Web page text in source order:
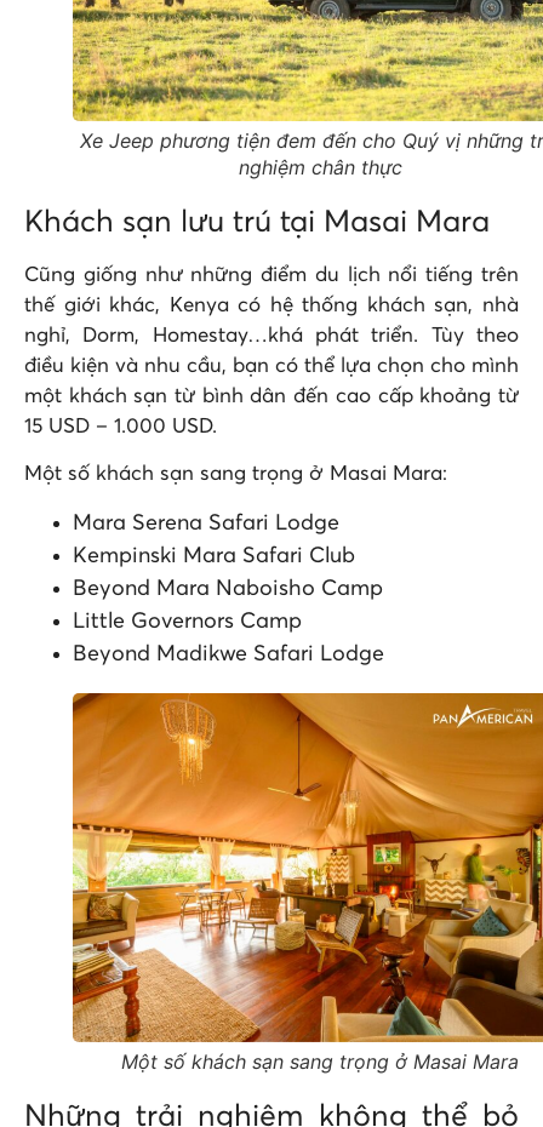
Xe Jeep phương tiện đem đến cho Quý vị những
nghiệm chân thực
Khách sạn lưu trú tại Masai Mara
Cũng giống như những điểm du lịch nổi tiếng trên
thế giới khác, Kenya có hệ thống khách sạn, nhà
nghỉ, Dorm, Homestay…khá phát triển. Tùy theo
điều kiện và nhu cầu, bạn có thể lựa chọn cho mình
một khách sạn từ bình dân đến cao cấp khoảng từ
15 USD – 1.000 USD.
Một số khách sạn sang trọng ở Masai Mara:
Mara Serena Safari Lodge
Kempinski Mara Safari Club
Beyond Mara Naboisho Camp
Little Governors Camp
Beyond Madikwe Safari Lodge
Một số khách sạn sang trọng ở Masai Mara
Những trải nghiệm không thể bỏ